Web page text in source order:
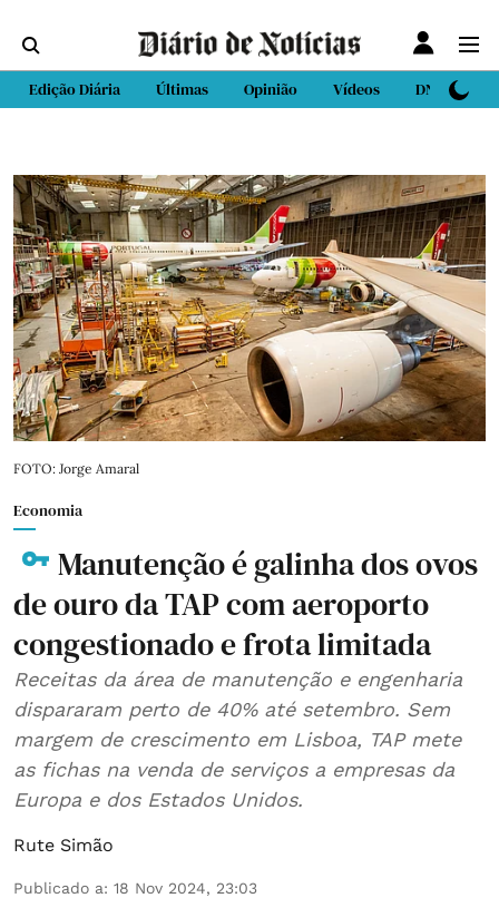
Edição Diária Últimas Opinião Vídeos DN Sport
FOTO: Jorge Amaral
Economia
Manutenção é galinha dos ovos
de ouro da TAP com aeroporto
congestionado e frota limitada
Receitas da área de manutenção e engenharia
dispararam perto de 40% até setembro. Sem
margem de crescimento em Lisboa, TAP mete
as fichas na venda de serviços a empresas da
Europa e dos Estados Unidos.
Rute Simão
Publicado a: 18 Nov 2024, 23:03